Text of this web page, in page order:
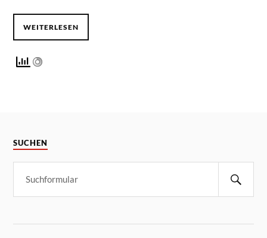
WEITERLESEN
SUCHEN